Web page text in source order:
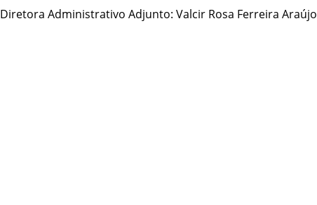
Diretora Administrativo Adjunto: Valcir Rosa Ferreira Araújo